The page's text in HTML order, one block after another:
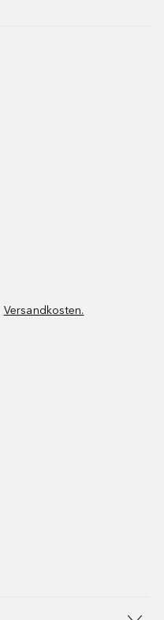
Versandkosten.